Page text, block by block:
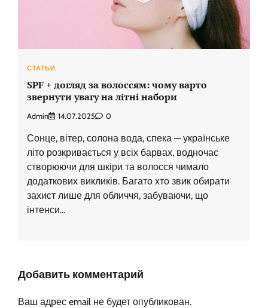
СТАТЬИ
SPF + догляд за волоссям: чому варто
звернути увагу на літні набори
Admin 14.07.2025 0
Сонце, вітер, солона вода, спека — українське
літо розкривається у всіх барвах, водночас
створюючи для шкіри та волосся чимало
додаткових викликів. Багато хто звик обирати
захист лише для обличчя, забуваючи, що
інтенси…
Добавить комментарий
Ваш адрес email не будет опубликован.